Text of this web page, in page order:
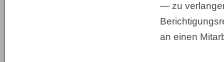
— zu
an einen